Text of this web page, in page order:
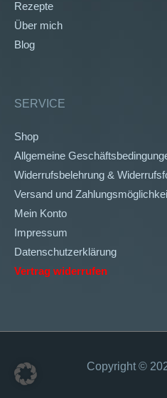
Rezepte
Über mich
Blog
SERVICE
Shop
Allgemeine
Widerrufsbelehrung &
Versand und
Mein Konto
Impressum
Datenschutzerklärung
Vertrag widerrufen
Copyright ©